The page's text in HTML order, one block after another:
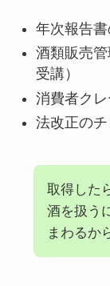
年次報告
酒類販売
受講）
消費者ク
法改正の
取得した
酒を扱う
まわるか